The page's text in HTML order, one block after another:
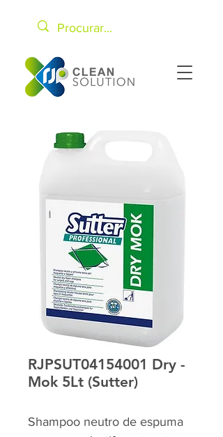
RJPSUT04154001 Dry -
Mok 5Lt (Sutter)
Shampoo neutro de espuma